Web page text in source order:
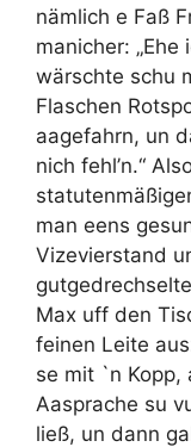
nämlich e Faß
manicher: „Ehe
wärschte schu
Flaschen
aagefahrn, un
nich fehl’n.“
man eens
Vizevierstand
Max uff den
feinen Leite
se mit `n Kopp,
Aasprache su
ließ, un dann